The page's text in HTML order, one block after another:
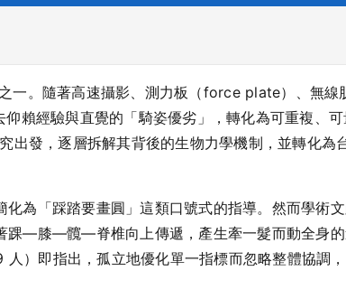
一。隨著高速攝影、測力板（force plate）、無線
賴經驗與直覺的「騎姿優劣」，轉化為可重複、
出發，逐層拆解其背後的生物力學機制，並轉化為
為「踩踏要畫圓」這類口號式的指導。然而學術
踝—膝—髖—脊椎向上傳遞，產生牽一髮而動全身
）即指出，孤立地優化單一指標而忽略整體協調